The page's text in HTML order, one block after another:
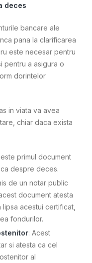
deces
bancare ale
pana la clarificarea
este necesar pentru
pentru a asigura o
dorintelor
in viata va avea
chiar daca exista
primul document
despre deces.
de un notar public
document atesta
acestui certificat,
fondurilor.
: Acest
si atesta ca cel
al